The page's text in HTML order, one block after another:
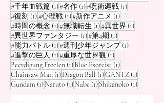
#千年血戦篇 (1)1 Beitrag
#名作 (1)1 Beitrag
#呪術廻戦 (1)1 Beitrag
#復刻 (1)1 Beitrag
#心理戦 (1)1 Beitrag
#新作アニメ (1)1 Beitrag
#時間の概念 (1)1 Beitrag
#無職転生 (1)1 Beitrag
#異世界 (1)1 Beitrag
#異世界ファンタジー (1)1 Beitrag
#第4期 (1)1 Beitrag
#能力バトル (1)1 Beitrag
#週刊少年ジャンプ (1)1 Beitrag
#進撃の巨人 (1)1 Beitrag
#重厚な世界観 (1)1 Beitrag
Beerdigung Freelen (1)1 Beitrag
Blue Exorcist (1)1 Beitrag
Chainsaw Man (1)1 Beitrag
Dragon Ball (1)1 Beitrag
GANTZ (1)1 Beitrag
Gundam (1)1 Beitrag
Naruto (1)1 Beitrag
Nube (1)1 Beitrag
Shikanoko (1)1 Beitrag